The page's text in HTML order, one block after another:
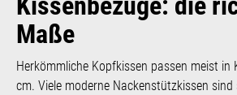
Maße
Herkömmliche Kopfkissen passen meist in
cm. Viele moderne Nackenstützkissen